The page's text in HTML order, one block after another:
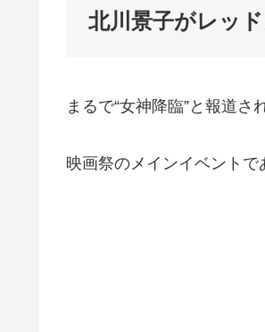
北川景子がレッ
まるで“女神降臨”と報道さ
映画祭のメインイベントで